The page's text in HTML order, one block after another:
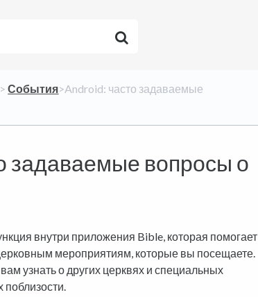
​ > ​​События​>​ Android: часто задаваемые
задаваемые вопросы о
внутри приложения Bible, которая помогает
мероприятиям, которые вы посещаете.
узнать о других церквях и специальных